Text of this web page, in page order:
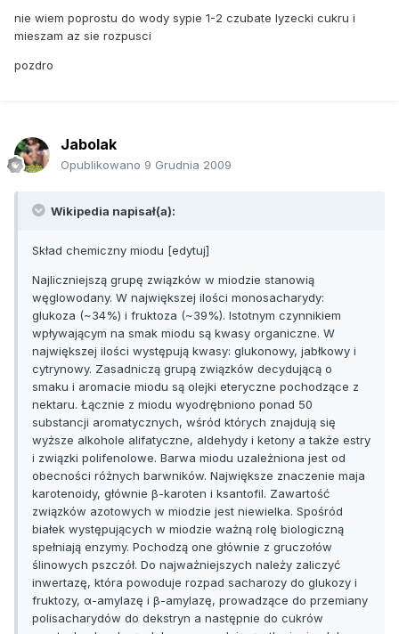
nie wiem poprostu do wody sypie 1-2 czubate lyzecki cukru i
mieszam az sie rozpusci
pozdro
Jabolak
Opublikowano 9 Grudnia 2009
Wikipedia napisał(a):
Skład chemiczny miodu [edytuj]
Najliczniejszą grupę związków w miodzie stanowią
węglowodany. W największej ilości monosacharydy:
glukoza (~34%) i fruktoza (~39%). Istotnym czynnikiem
wpływającym na smak miodu są kwasy organiczne. W
największej ilości występują kwasy: glukonowy, jabłkowy i
cytrynowy. Zasadniczą grupą związków decydującą o
smaku i aromacie miodu są olejki eteryczne pochodzące z
nektaru. Łącznie z miodu wyodrębniono ponad 50
substancji aromatycznych, wśród których znajdują się
wyższe alkohole alifatyczne, aldehydy i ketony a także estry
i związki polifenolowe. Barwa miodu uzależniona jest od
obecności różnych barwników. Największe znaczenie maja
karotenoidy, głównie β-karoten i ksantofil. Zawartość
związków azotowych w miodzie jest niewielka. Spośród
białek występujących w miodzie ważną rolę biologiczną
spełniają enzymy. Pochodzą one głównie z gruczołów
ślinowych pszczół. Do najważniejszych należy zaliczyć
inwertazę, która powoduje rozpad sacharozy do glukozy i
fruktozy, α-amylazę i β-amylazę, prowadzące do przemiany
polisacharydów do dekstryn a następnie do cukrów